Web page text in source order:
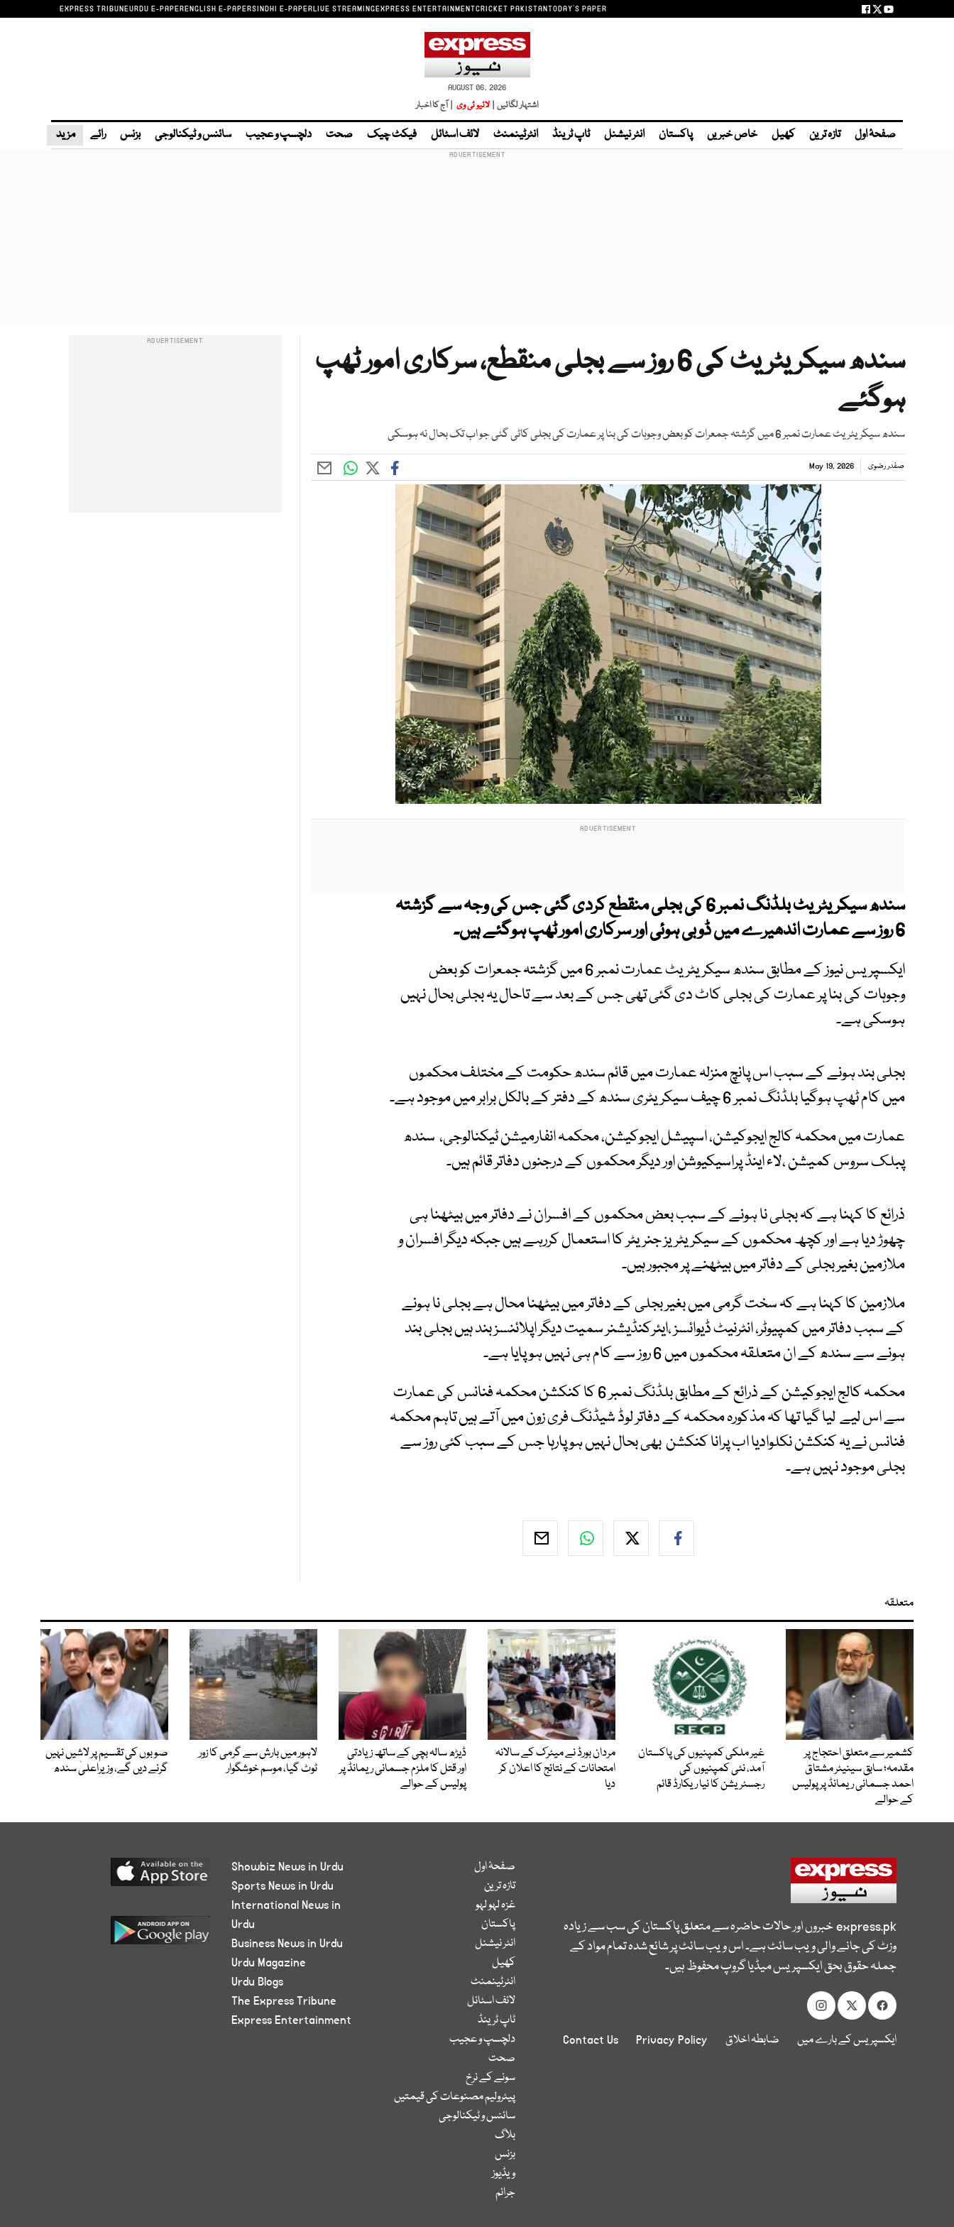
EXPRESS TRIBUNEURDU E-PAPERENGLISH E-PAPERSINDHI E-PAPERLIVE STREAMINGEXPRESS ENTERTAINMENTCRICKET PAKISTANTODAY'S PAPER
AUGUST 06, 2026
اشتہار لگائیں | لائیو ٹی وی | آج کا اخبار
صفحۂ اول تازہ ترین کھیل خاص خبریں پاکستان انٹر نیشنل ٹاپ ٹرینڈ انٹرٹینمنٹ لائف اسٹائل فیکٹ چیک صحت دلچسپ و عجیب سائنس و ٹیکنالوجی بزنس رائے مزید
سندھ سیکریٹریٹ کی 6 روز سے بجلی منقطع، سرکاری امور ٹھپ
ہوگئے
سندھ سیکریٹریٹ عمارت نمبر 6 میں گزشتہ جمعرات کو بعض وجوہات کی بنا پر عمارت کی بجلی کاٹی گئی جو اب تک بحال نہ ہوسکی
صفدر رضوی May 19, 2026
سندھ سیکریٹریٹ بلڈنگ نمبر 6 کی بجلی منقطع کردی گئی جس کی وجہ سے گزشتہ
6 روز سے عمارت اندھیرے میں ڈوبی ہوئی اور سرکاری امور ٹھپ ہوگئے ہیں۔
ایکسپریس نیوز کے مطابق سندھ سیکریٹریٹ عمارت نمبر 6 میں گزشتہ جمعرات کو بعض
وجوہات کی بنا پر عمارت کی بجلی کاٹ دی گئی تھی جس کے بعد سے تاحال یہ بجلی بحال نہیں
ہوسکی ہے۔
بجلی بند ہونے کے سبب اس پانچ منزلہ عمارت میں قائم سندھ حکومت کے مختلف محکموں
میں کام ٹھپ ہوگیا بلڈنگ نمبر 6 چیف سیکریٹری سندھ کے دفتر کے بالکل برابر میں موجود ہے۔
عمارت میں محکمہ کالج ایجوکیشن، اسپیشل ایجوکیشن، محکمہ انفارمیشن ٹیکنالوجی، سندھ
پبلک سروس کمیشن ،لاء اینڈ پراسیکیوشن اور دیگر محکموں کے درجنوں دفاتر قائم ہیں۔
ذرائع کا کہنا ہے کہ بجلی نا ہونے کے سبب بعض محکموں کے افسران نے دفاتر میں بیٹھنا ہی
چھوڑ دیا ہے اور کچھ محکموں کے سیکریٹریز جنریٹر کا استعمال کررہے ہیں جبکہ دیگر افسران و
ملازمین بغیر بجلی کے دفاتر میں بیٹھنے پر مجبور ہیں۔
ملازمین کا کہنا ہے کہ سخت گرمی میں بغیر بجلی کے دفاتر میں بیٹھنا محال ہے بجلی نا ہونے
کے سبب دفاتر میں کمپیوٹر، انٹرنیٹ ڈیوائسز ،ایئرکنڈیشنر سمیت دیگر اپلائنسز بند ہیں بجلی بند
ہونے سے سندھ کے ان متعلقہ محکموں میں 6 روز سے کام ہی نہیں ہوپایا ہے۔
محکمہ کالج ایجوکیشن کے ذرائع کے مطابق بلڈنگ نمبر 6 کا کنکشن محکمہ فنانس کی عمارت
سے اس لیے لیا گیا تھا کہ مذکورہ محکمہ کے دفاتر لوڈ شیڈنگ فری زون میں آتے ہیں تاہم محکمہ
فنانس نے یہ کنکشن نکلوادیا اب پرانا کنکشن بھی بحال نہیں ہوپارہا جس کے سبب کئی روز سے
بجلی موجود نہیں ہے۔
متعلقہ
کشمیر سے متعلق احتجاج پر
مقدمہ؛ سابق سینیٹر مشتاق
احمد جسمانی ریمانڈ پر پولیس
کے حوالے
غیر ملکی کمپنیوں کی پاکستان
آمد، نئی کمپنیوں کی
رجسٹریشن کا نیا ریکارڈ قائم
مردان بورڈ نے میٹرک کے سالانہ
امتحانات کے نتائج کا اعلان کر
دیا
ڈیڑھ سالہ بچی کے ساتھ زیادتی
اور قتل کا ملزم جسمانی ریمانڈ پر
پولیس کے حوالے
لاہور میں بارش سے گرمی کا زور
ٹوٹ گیا، موسم خوشگوار
صوبوں کی تقسیم پر لاشیں نہیں
گرنے دیں گے، وزیراعلیٰ سندھ
express.pkخبروں اور حالات حاضرہ سے متعلق پاکستان کی سب سے زیادہ
وزٹ کی جانے والی ویب سائٹ ہے۔ اس ویب سائٹ پر شائع شدہ تمام مواد کے
جملہ حقوق بحق ایکسپریس میڈیا گروپ محفوظ ہیں۔
ایکسپریس کے بارے میں ضابطہ اخلاق Privacy Policy
Contact Us
صفحۂ اول
تازہ ترین
غزہ لہو لہو
پاکستان
انٹر نیشنل
کھیل
انٹرٹینمنٹ
لائف اسٹائل
ٹاپ ٹرینڈ
دلچسپ و عجیب
صحت
سونے کے نرخ
پیٹرولیم مصنوعات کی قیمتیں
سائنس و ٹیکنالوجی
بلاگ
بزنس
ویڈیوز
جرائم
Showbiz News in Urdu
Sports News in Urdu
International News in
Urdu
Business News in Urdu
Urdu Magazine
Urdu Blogs
The Express Tribune
Express Entertainment